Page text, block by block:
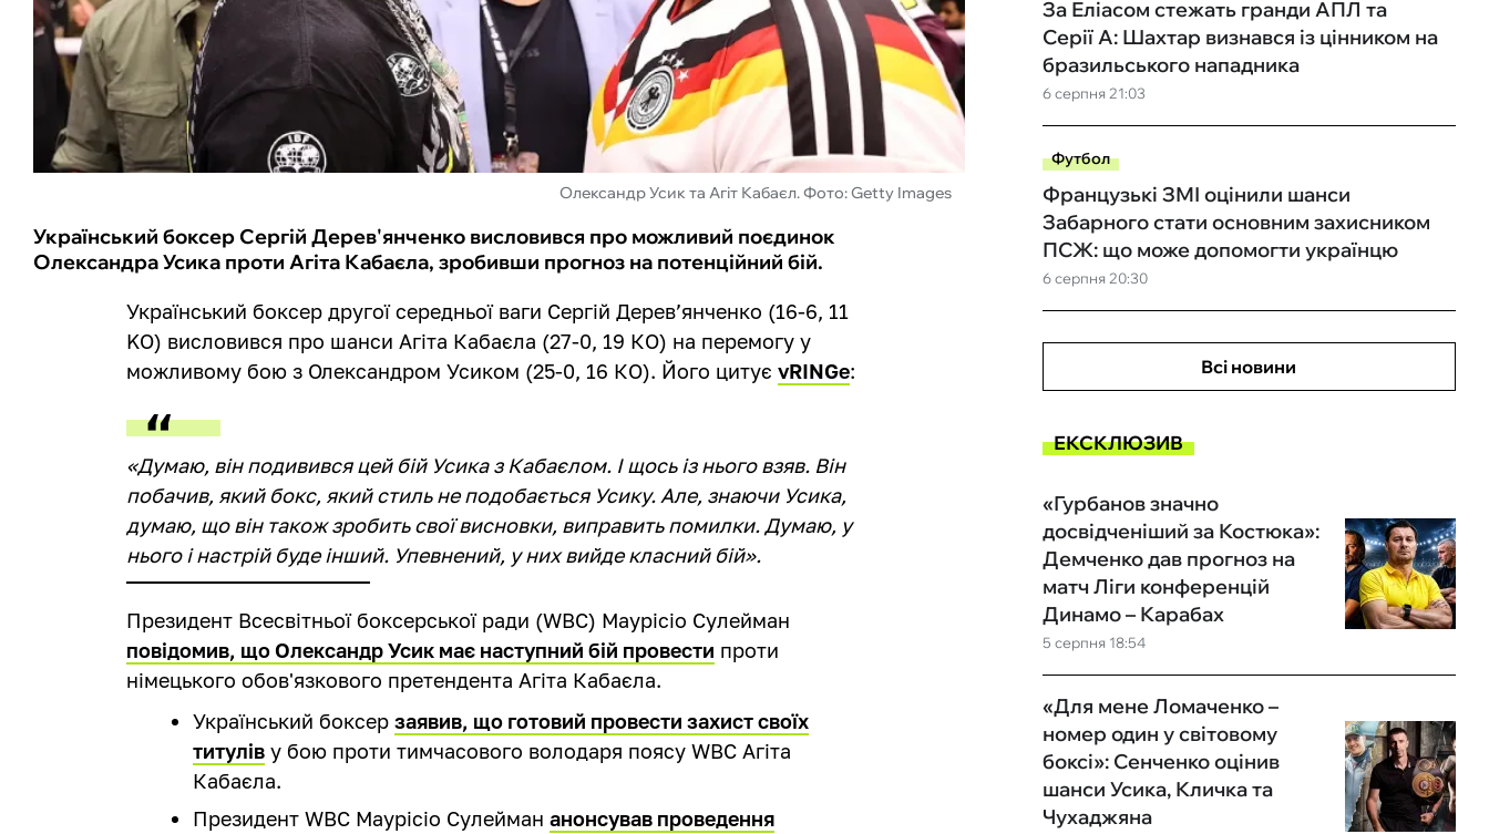
Олександр Усик та Агіт Кабаєл. Фото: Getty Images
Український боксер Сергій Дерев'янченко висловився про можливий поєдинок
Олександра Усика проти Агіта Кабаєла, зробивши прогноз на потенційний бій.
Український боксер другої середньої ваги Сергій Деревʼянченко (16-6, 11
KO) висловився про шанси Агіта Кабаєла (27-0, 19 КО) на перемогу у
можливому бою з Олександром Усиком (25-0, 16 КО). Його цитуєvRINGe:
«Думаю, він подивився цей бій Усика з Кабаєлом. І щось із нього взяв. Він
побачив, який бокс, який стиль не подобається Усику. Але, знаючи Усика,
думаю, що він також зробить свої висновки, виправить помилки. Думаю, у
нього і настрій буде інший. Упевнений, у них вийде класний бій».
Президент Всесвітньої боксерської ради (WBC) Маурісіо Сулейман
повідомив, що Олександр Усик має наступний бій провести проти
німецького обов'язкового претендента Агіта Кабаєла.
Український боксерзаявив, що готовий провести захист своїх
титулів у бою проти тимчасового володаря поясу WBC Агіта
Кабаєла.
Президент WBC Маурісіо Сулеймананонсував проведення
6 серпня 21:03
За Еліасом стежать гранди АПЛ та
Серії А: Шахтар визнався із цінником на
бразильського нападника
Футбол
6 серпня 20:30
Французькі ЗМІ оцінили шанси
Забарного стати основним захисником
ПСЖ: що може допомогти українцю
Всі новини
ЕКСКЛЮЗИВ
5 серпня 18:54
«Гурбанов значно
досвідченіший за Костюка»:
Демченко дав прогноз на
матч Ліги конференцій
Динамо – Карабах
«Для мене Ломаченко –
номер один у світовому
боксі»: Сенченко оцінив
шанси Усика, Кличка та
Чухаджяна